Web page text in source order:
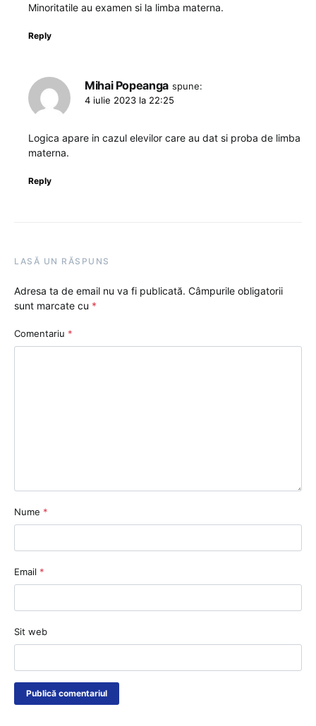
Minoritatile au examen si la limba materna.
Reply
Mihai Popeanga spune:
4 iulie 2023 la 22:25
Logica apare in cazul elevilor care au dat si proba de limba
materna.
Reply
LASĂ UN RĂSPUNS
Adresa ta de email nu va fi publicată. Câmpurile obligatorii
sunt marcate cu *
Comentariu *
Nume *
Email *
Sit web